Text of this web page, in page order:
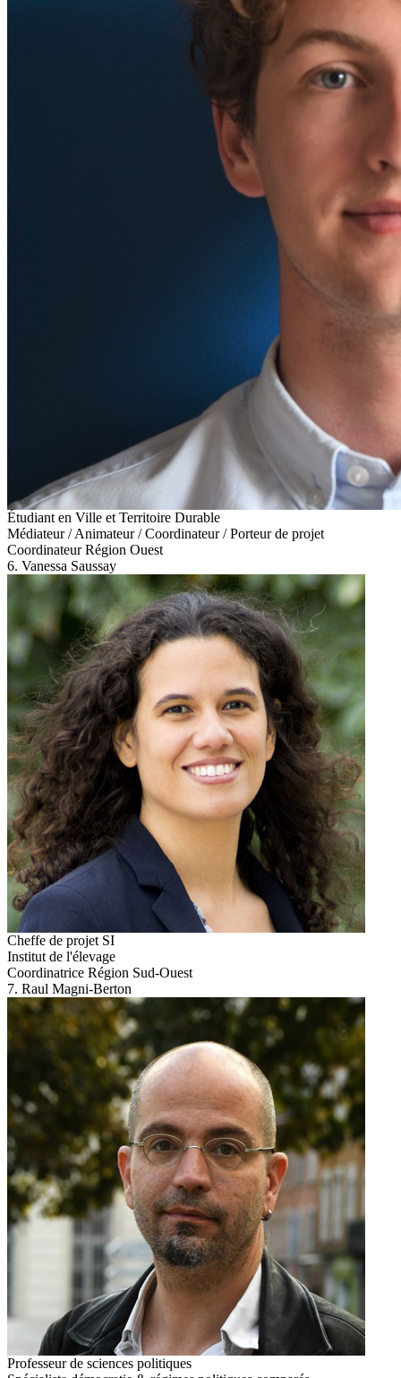
Étudiant en Ville et Territoire Durable
Médiateur / Animateur / Coordinateur / Porteur de projet
Coordinateur Région Ouest
6. Vanessa Saussay
Cheffe de projet SI
Institut de l'élevage
Coordinatrice Région Sud-Ouest
7. Raul Magni-Berton
Professeur de sciences politiques